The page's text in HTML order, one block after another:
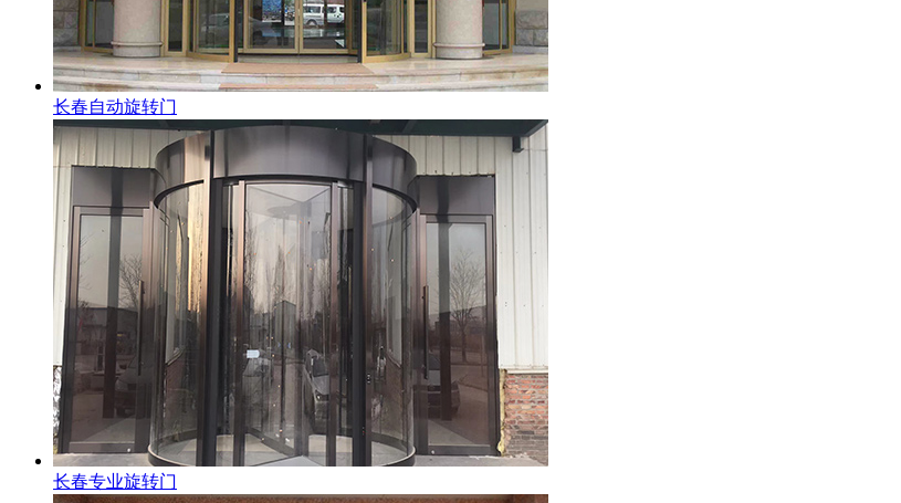
长春自动旋转门
长春专业旋转门